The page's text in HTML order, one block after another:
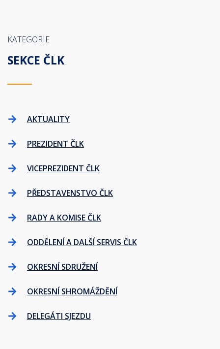
KATEGORIE
SEKCE ČLK
AKTUALITY
PREZIDENT ČLK
VICEPREZIDENT ČLK
PŘEDSTAVENSTVO ČLK
RADY A KOMISE ČLK
ODDĚLENÍ A DALŠÍ SERVIS ČLK
OKRESNÍ SDRUŽENÍ
OKRESNÍ SHROMÁŽDĚNÍ
DELEGÁTI SJEZDU